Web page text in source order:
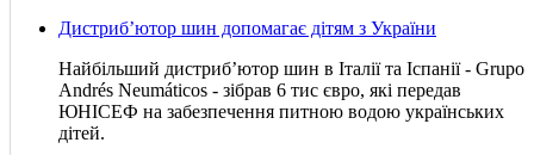
Дистриб’ютор шин допомагає дітям з України
Найбільший дистриб’ютор шин в Італії та Іспанії - Grupo
Andrés Neumáticos - зібрав 6 тис євро, які передав
ЮНІСЕФ на забезпечення питною водою українських
дітей.